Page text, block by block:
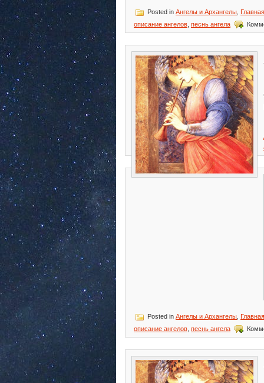
Posted in Ангелы и Архангелы Главная
описание ангелов песнь ангела
Posted in Ангелы и Архангелы Главная
описание ангелов песнь ангела